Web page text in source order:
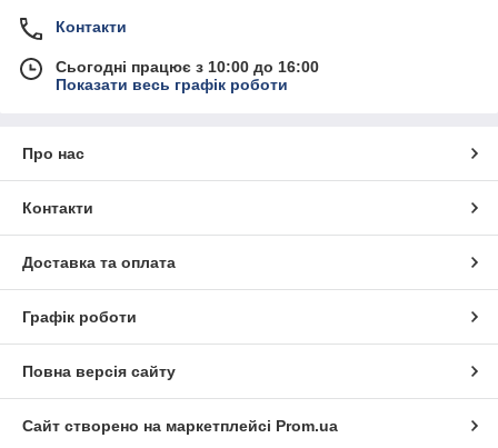
Контакти
Сьогодні працює з 10:00 до 16:00
Показати весь графік роботи
Про нас
Контакти
Доставка та оплата
Графік роботи
Повна версія сайту
Сайт створено на маркетплейсі Prom.ua